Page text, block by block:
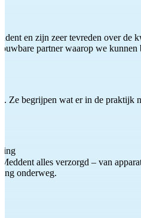
en zijn zeer tevreden over
partner waarop we kunnen
Ze begrijpen wat er in de
alles verzorgd – van
onderweg.